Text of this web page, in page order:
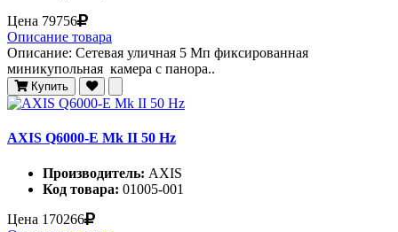
Цена 79756
Описание товара
Описание: Сетевая уличная 5 Мп фиксированная
миникупольная камера c панора..
Купить
AXIS Q6000-E Mk II 50 Hz
Производитель: AXIS
Код товара: 01005-001
Цена 170266